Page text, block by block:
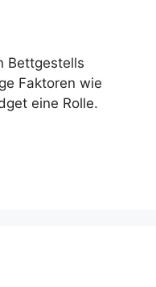
Bettgestells
Faktoren wie
eine Rolle.